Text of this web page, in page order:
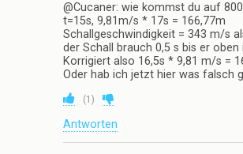
@Cucaner: wie kommst du auf
t=15s, 9,81m/s * 17s = 166,77m
Schallgeschwindigkeit = 343 m/s
der Schall brauch 0,5 s bis er oben
Korrigiert also 16,5s * 9,81 m/s =
Oder hab ich jetzt hier was falsch
(1 )
Antworten